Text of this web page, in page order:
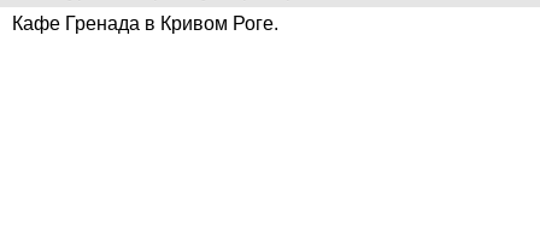
Кафе Гренада в Кривом Роге.